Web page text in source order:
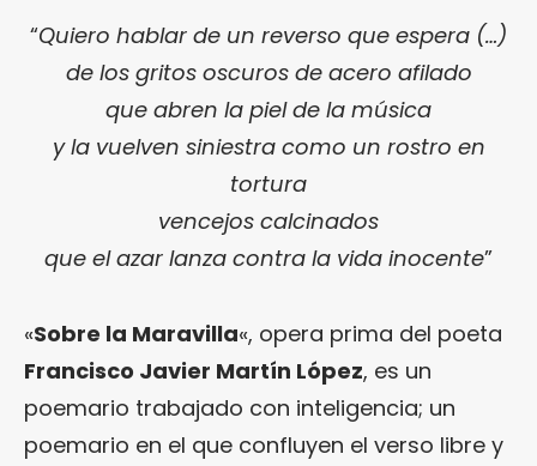
“Quiero hablar de un reverso que espera (…)
de los gritos oscuros de acero afilado
que abren la piel de la música
y la vuelven siniestra como un rostro en
tortura
vencejos calcinados
que el azar lanza contra la vida inocente”
«Sobre la Maravilla«, opera prima del poeta
Francisco Javier Martín López, es un
poemario trabajado con inteligencia; un
poemario en el que confluyen el verso libre y